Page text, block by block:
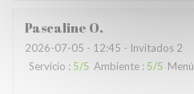
Pascaline O
2026-07-05 - 12:45 - Invitados 2
Servicio : 5/5 Ambiente : 5/5 Menú